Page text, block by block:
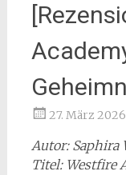
27. März 2026
Autor: Saphira
Titel: Westfire